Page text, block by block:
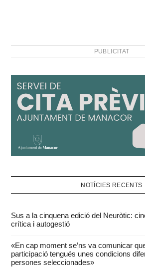
PUBLICITAT
NOTÍCIES RECENTS
Sus a la cinquena edició del Neuròtic:
crítica i autogestió
«En cap moment se’ns va comunicar
participació tengués unes condicions
persones seleccionades»